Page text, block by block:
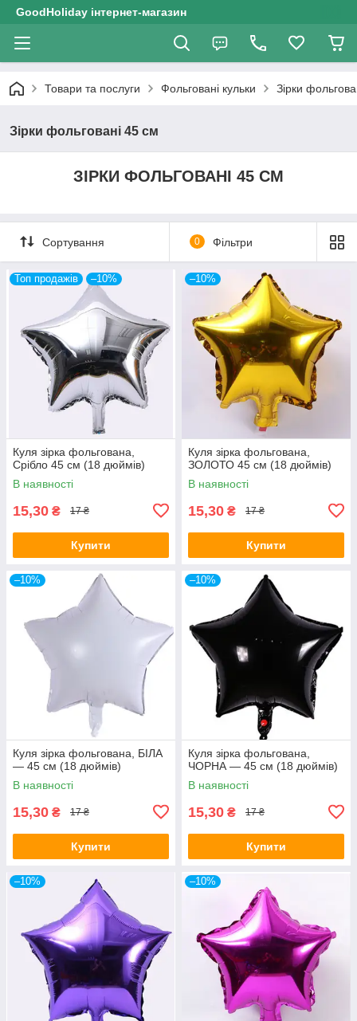
GoodHoliday інтернет-магазин
Товари та послуги Фольговані кульки Зірки
Зірки фольговані 45 см
ЗІРКИ ФОЛЬГОВАНІ 45 СМ
Сортування 0 Фільтри
Топ продажів –10%
Куля зірка фольгована,
Срібло 45 см (18 дюймів)
В наявності
15,30 ₴ 17 ₴
Купити
–10%
Куля зірка фольгована,
ЗОЛОТО 45 см (18 дюймів)
В наявності
15,30 ₴ 17 ₴
Купити
–10%
Куля зірка фольгована, БІЛА
— 45 см (18 дюймів)
В наявності
15,30 ₴ 17 ₴
Купити
–10%
Куля зірка фольгована,
ЧОРНА — 45 см (18 дюймів)
В наявності
15,30 ₴ 17 ₴
Купити
–10% –10%